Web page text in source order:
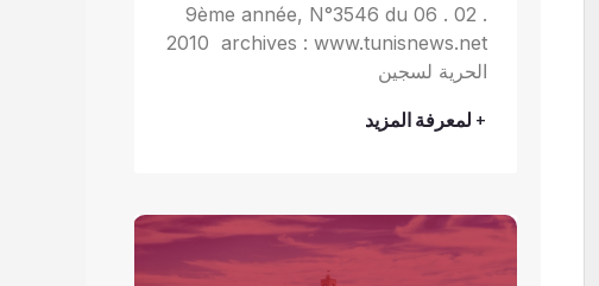
9ème année, N°3546 du 06 . 02 .
2010 archives : www.tunisnews.net
الحرية لسجين
+ لمعرفة المزيد